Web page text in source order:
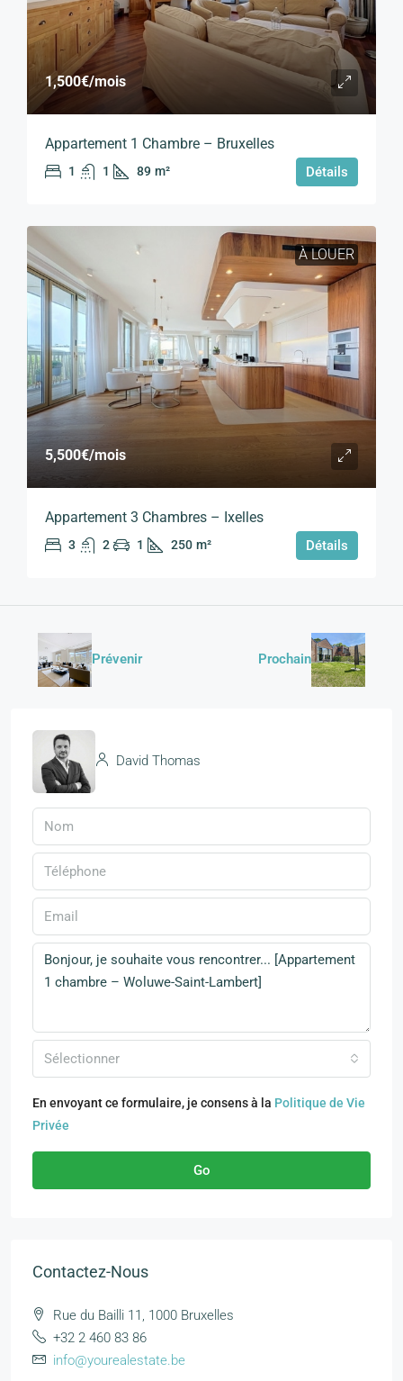
1,500€/mois
Appartement 1 Chambre – Bruxelles
1 1 89 m² Détails
À LOUER
5,500€/mois
Appartement 3 Chambres – Ixelles
3 2 1 250 m² Détails
Prévenir Prochain
David Thomas
Sélectionner
En envoyant ce formulaire, je consens à la Politique de Vie
Privée
Go
Contactez-Nous
Rue du Bailli 11, 1000 Bruxelles
+32 2 460 83 86
info@yourealestate.be